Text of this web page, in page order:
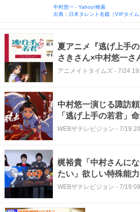
中村悠一 - Yahoo!検索
出典：日本タレント名鑑（VIPタイム
夏アニメ『逃げ上手
さきさん×中村悠一さ
ぶりのアフレコで感
アニメイトタイムズ - 7/24
中村悠一演じる諏訪
「逃げ上手の若君」
できるリアル脱出ゲー
WEBザテレビジョン - 7/19
梶裕貴「中村さんに
たい」欲しい特殊能
身能力＜サイボーグ
WEBザテレビジョン - 7/19